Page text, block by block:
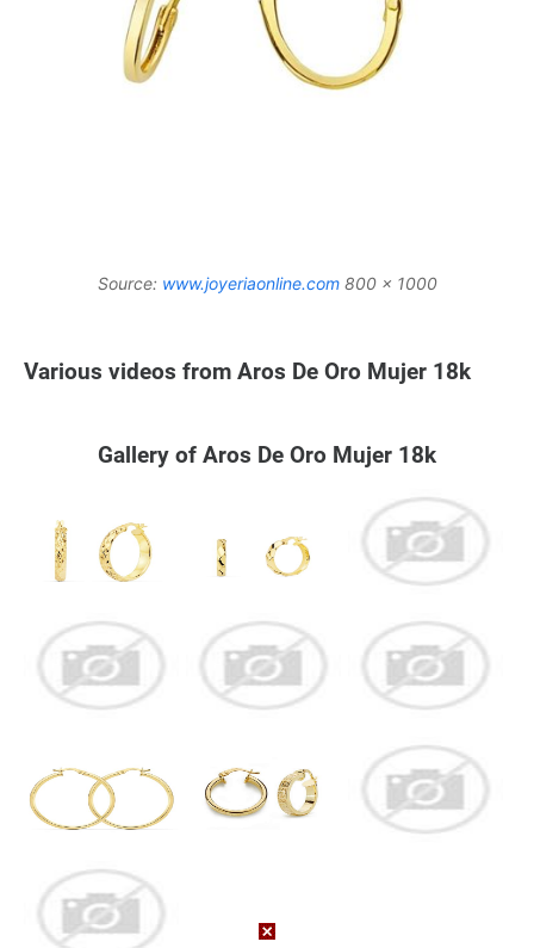
Source: www.joyeriaonline.com800 x 1000
Various videos from Aros De Oro Mujer 18k
Gallery of Aros De Oro Mujer 18k